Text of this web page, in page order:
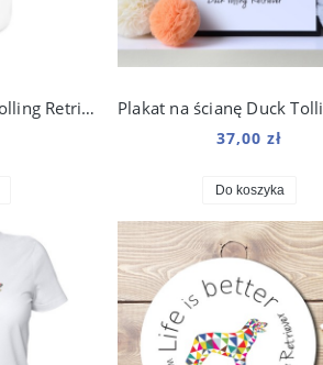
Kubek z psem Duck Tolling Retriever Origami 330 ml
37,00 zł
Do koszyka